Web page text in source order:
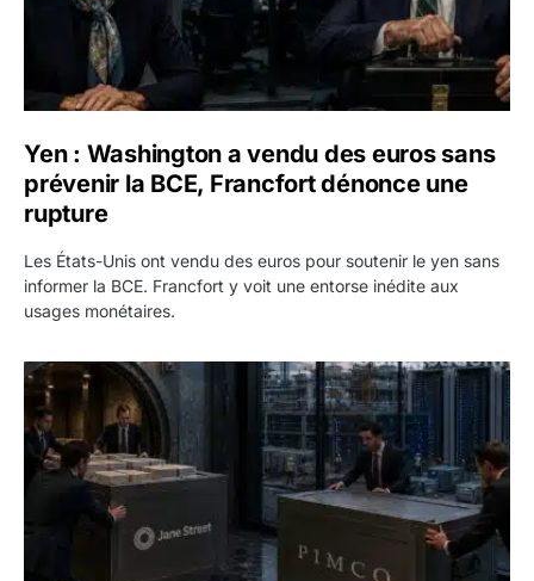
Yen : Washington a vendu des euros sans
prévenir la BCE, Francfort dénonce une
rupture
Les États-Unis ont vendu des euros pour soutenir le yen sans
informer la BCE. Francfort y voit une entorse inédite aux
usages monétaires.
Jane Street négocie le transfert de 11 milliards de